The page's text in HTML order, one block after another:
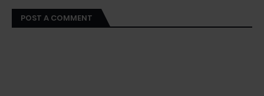
POST A COMMENT